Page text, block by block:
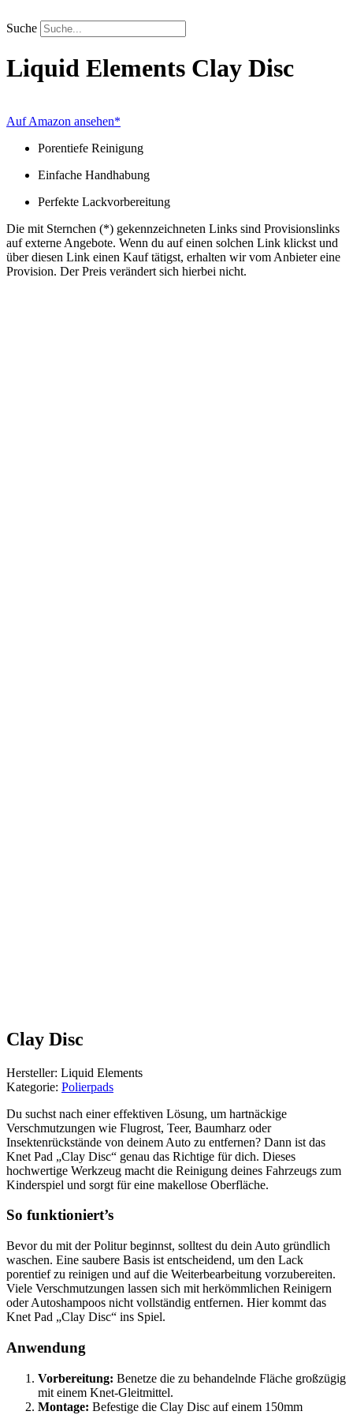
Inhalt
springen
Suche
Liquid Elements Clay Disc
Auf Amazon ansehen*
Porentiefe Reinigung
Einfache Handhabung
Perfekte Lackvorbereitung
Die mit Sternchen (*) gekennzeichneten Links sind Provisionslinks
auf externe Angebote. Wenn du auf einen solchen Link klickst und
über diesen Link einen Kauf tätigst, erhalten wir vom Anbieter eine
Provision. Der Preis verändert sich hierbei nicht.
Clay Disc
Hersteller: Liquid Elements
Kategorie: Polierpads
Du suchst nach einer effektiven Lösung, um hartnäckige
Verschmutzungen wie Flugrost, Teer, Baumharz oder
Insektenrückstände von deinem Auto zu entfernen? Dann ist das
Knet Pad „Clay Disc“ genau das Richtige für dich. Dieses
hochwertige Werkzeug macht die Reinigung deines Fahrzeugs zum
Kinderspiel und sorgt für eine makellose Oberfläche.
So funktioniert’s
Bevor du mit der Politur beginnst, solltest du dein Auto gründlich
waschen. Eine saubere Basis ist entscheidend, um den Lack
porentief zu reinigen und auf die Weiterbearbeitung vorzubereiten.
Viele Verschmutzungen lassen sich mit herkömmlichen Reinigern
oder Autoshampoos nicht vollständig entfernen. Hier kommt das
Knet Pad „Clay Disc“ ins Spiel.
Anwendung
Vorbereitung: Benetze die zu behandelnde Fläche großzügig
mit einem Knet-Gleitmittel.
Montage: Befestige die Clay Disc auf einem 150mm